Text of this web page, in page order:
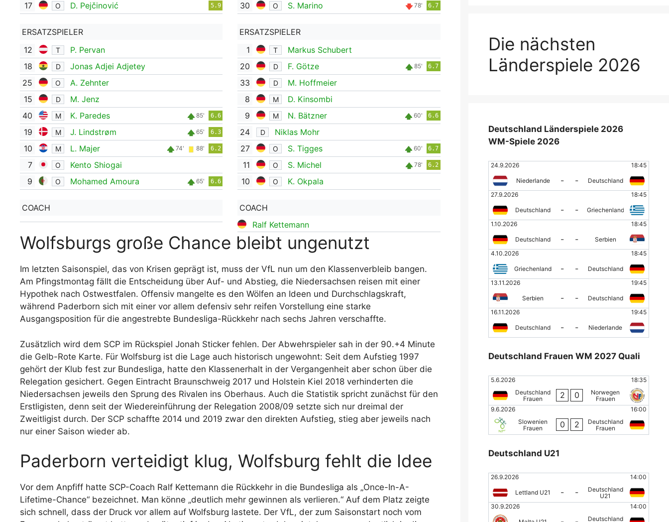
17 O D. Pejčinović 5.9
ERSATZSPIELER
12
T
P. Pervan
18
D
Jonas Adjei Adjetey
25
O
A. Zehnter
15
D
M. Jenz
40
M K. Paredes 85' 6.6
19 M J. Lindstrøm 65' 6.3
10 M L. Majer 74' 88' 6.2
7 O
Kento Shiogai
9
O Mohamed Amoura 65' 6.6
COACH
30 O S. Marino 78' 6.7
ERSATZSPIELER
1
T
Markus Schubert
20
D F. Götze 85' 6.7
33 D
M. Hoffmeier
8
M
D. Kinsombi
9
M N. Bätzner 60' 6.6
24 D
Niklas Mohr
27
O S. Tigges 60' 6.7
11 O S. Michel 78' 6.2
10 O K. Okpala
COACH
Ralf Kettemann
Wolfsburgs große Chance bleibt ungenutzt
Im letzten Saisonspiel, das von Krisen geprägt ist, muss der VfL nun um den Klassenverbleib bangen.
Am Pfingstmontag fällt die Entscheidung über Auf- und Abstieg, die Niedersachsen reisen mit einer
Hypothek nach Ostwestfalen. Offensiv mangelte es den Wölfen an Ideen und Durchschlagskraft,
während Paderborn sich mit einer vor allem defensiv sehr reifen Vorstellung eine starke
Ausgangsposition für die angestrebte Bundesliga-Rückkehr nach sechs Jahren verschaffte.
Zusätzlich wird dem SCP im Rückspiel Jonah Sticker fehlen. Der Abwehrspieler sah in der 90.+4 Minute
die Gelb-Rote Karte. Für Wolfsburg ist die Lage auch historisch ungewohnt: Seit dem Aufstieg 1997
gehört der Klub fest zur Bundesliga, hatte den Klassenerhalt in der Vergangenheit aber schon über die
Relegation gesichert. Gegen Eintracht Braunschweig 2017 und Holstein Kiel 2018 verhinderten die
Niedersachsen jeweils den Sprung des Rivalen ins Oberhaus. Auch die Statistik spricht zunächst für den
Erstligisten, denn seit der Wiedereinführung der Relegation 2008/09 setzte sich nur dreimal der
Zweitligist durch. Der SCP schaffte 2014 und 2019 zwar den direkten Aufstieg, stieg aber jeweils nach
nur einer Saison wieder ab.
Paderborn verteidigt klug, Wolfsburg fehlt die Idee
Vor dem Anpfiff hatte SCP-Coach Ralf Kettemann die Rückkehr in die Bundesliga als „Once-In-A-
Lifetime-Chance“ bezeichnet. Man könne „deutlich mehr gewinnen als verlieren.“ Auf dem Platz zeigte
sich schnell, dass der Druck vor allem auf Wolfsburg lastete. Der VfL, der zum Saisonstart noch vom
Die nächsten
Länderspiele 2026
Deutschland Länderspiele 2026
WM-Spiele 2026
24.9.2026 18:45
Niederlande - -
Deutschland
27.9.2026
18:45
Deutschland - -
Griechenland
1.10.2026
18:45
Deutschland - -
Serbien
4.10.2026
18:45
Griechenland - -
Deutschland
13.11.2026
19:45
Serbien - -
Deutschland
16.11.2026
19:45
Deutschland - - Niederlande
Deutschland Frauen WM 2027 Quali
5.6.2026
18:35
Deutschland
Frauen
2 0
Norwegen
Frauen
9.6.2026
16:00
Slowenien
Frauen
0 2
Deutschland
Frauen
Deutschland U21
26.9.2026 14:00
Lettland U21 - -
Deutschland
U21
30.9.2026
14:00
Deutschland